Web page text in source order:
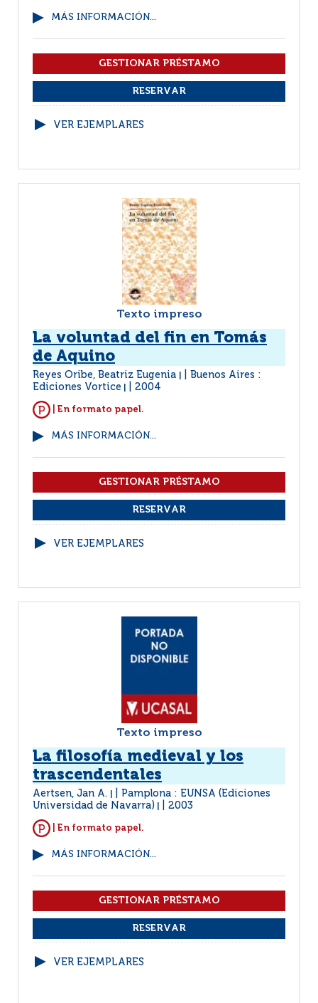
MÁS INFORMACIÓN...
VER EJEMPLARES
Texto impreso
La voluntad del fin en Tomás
de Aquino
Reyes Oribe, Beatriz Eugenia
Buenos Aires :
Ediciones Vortice
2004
| En formato papel.
MÁS INFORMACIÓN...
VER EJEMPLARES
Texto impreso
La filosofía medieval y los
trascendentales
Aertsen, Jan A.
Pamplona : EUNSA (Ediciones
Universidad de Navarra)
2003
| En formato papel.
MÁS INFORMACIÓN...
VER EJEMPLARES